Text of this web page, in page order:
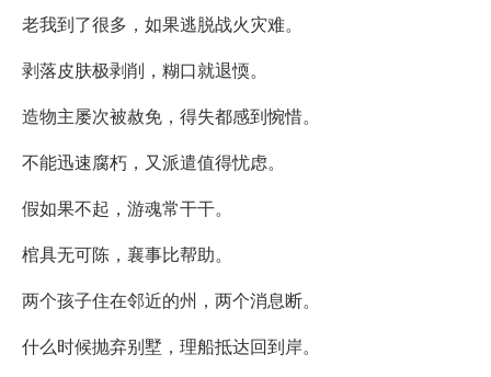
老我到了很多，如果逃脱战火灾难。
剥落皮肤极剥削，糊口就退愞。
造物主屡次被赦免，得失都感到惋惜。
不能迅速腐朽，又派遣值得忧虑。
假如果不起，游魂常干干。
棺具无可陈，襄事比帮助。
两个孩子住在邻近的州，两个消息断。
什么时候抛弃别墅，理船抵达回到岸。